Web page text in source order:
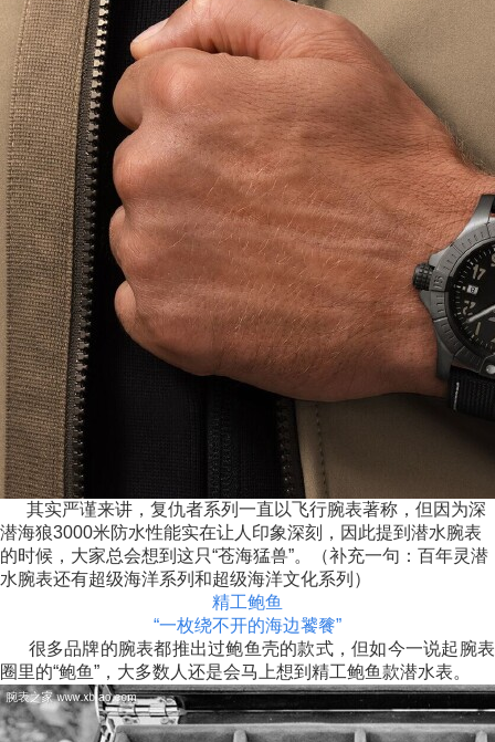
其实严谨来讲，复仇者系列一直以飞行腕表著称，但因为深
潜海狼3000米防水性能实在让人印象深刻，因此提到潜水腕表
的时候，大家总会想到这只“苍海猛兽”。（补充一句：百年灵潜
水腕表还有超级海洋系列和超级海洋文化系列）
精工鲍鱼
“一枚绕不开的海边饕餮”
很多品牌的腕表都推出过鲍鱼壳的款式，但如今一说起腕表
圈里的“鲍鱼”，大多数人还是会马上想到精工鲍鱼款潜水表。